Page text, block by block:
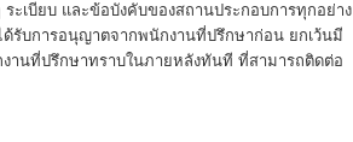
ระเบียบ และข้อบังคับของสถานประกอบการทุกอย่าง
ด้รับการอนุญาตจากพนักงานที่ปรึกษาก่อน ยกเว้นมี
งานที่ปรึกษาทราบในภายหลังทันที ที่สามารถติดต่อ